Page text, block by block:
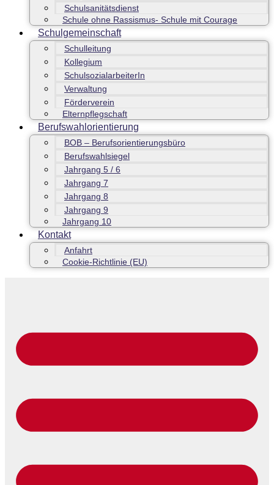
Schulsanitätsdienst
Schule ohne Rassismus- Schule mit Courage
Schulgemeinschaft
Schulleitung
Kollegium
SchulsozialarbeiterIn
Verwaltung
Förderverein
Elternpflegschaft
Berufswahlorientierung
BOB – Berufsorientierungsbüro
Berufswahlsiegel
Jahrgang 5 / 6
Jahrgang 7
Jahrgang 8
Jahrgang 9
Jahrgang 10
Kontakt
Anfahrt
Cookie-Richtlinie (EU)